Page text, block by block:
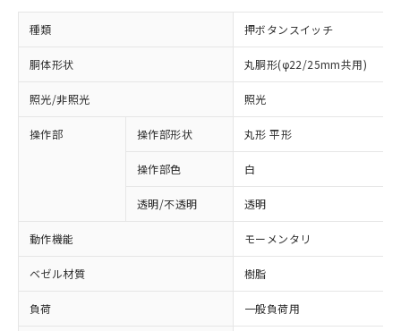
種類 押ボタンスイッチ
胴体形状 丸胴形(φ22/25mm共用)
照光/非照光 照光
操作部 操作部形状 丸形 平形
操作部色 白
透明/不透明 透明
動作機能 モーメンタリ
ベゼル材質 樹脂
負荷 一般負荷用